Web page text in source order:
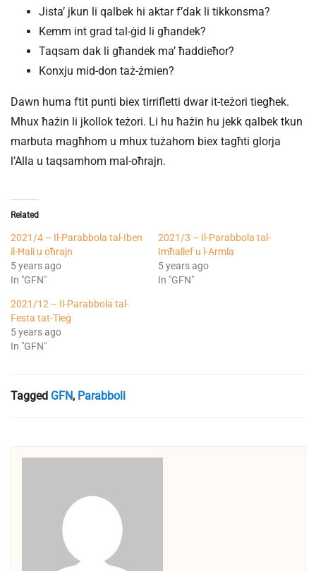
Jista’ jkun li qalbek hi aktar f’dak li tikkonsma?
Kemm int grad tal-ġid li għandek?
Taqsam dak li għandek ma’ ħaddieħor?
Konxju mid-don taż-żmien?
Dawn huma ftit punti biex tirrifletti dwar it-teżori tiegħek.
Mhux ħażin li jkollok teżori. Li hu ħażin hu jekk qalbek tkun
marbuta magħhom u mhux tużahom biex tagħti glorja
l’Alla u taqsamhom mal-oħrajn.
Related
2021/4 – Il-Parabbola tal-Iben
il-Ħali u oħrajn
5 years ago
In "GFN"
2021/3 – Il-Parabbola tal-
Imħallef u l-Armla
5 years ago
In "GFN"
2021/12 – Il-Parabbola tal-
Festa tat-Tieġ
5 years ago
In "GFN"
Tagged GFN, Parabboli